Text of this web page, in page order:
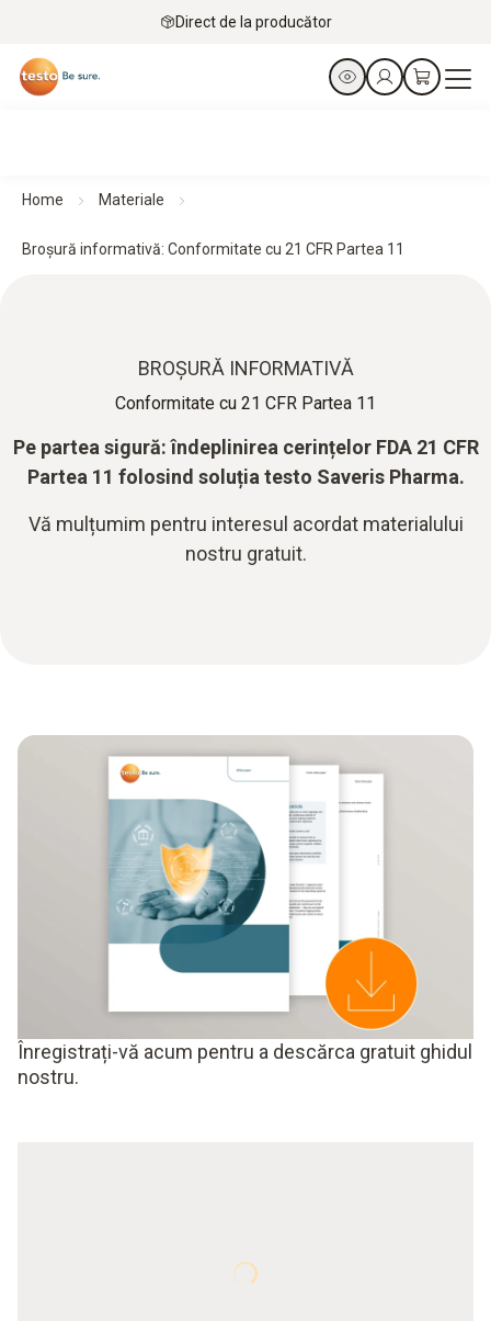
Direct de la producător
Home Materiale
Broșură informativă: Conformitate cu 21 CFR Partea 11
BROȘURĂ INFORMATIVĂ
Conformitate cu 21 CFR Partea 11
Pe partea sigură: îndeplinirea cerințelor FDA 21 CFR
Partea 11 folosind soluția testo Saveris Pharma.
Vă mulțumim pentru interesul acordat materialului
nostru gratuit.
Înregistrați-vă acum pentru a descărca gratuit ghidul
nostru.